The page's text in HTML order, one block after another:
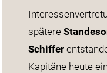
spätere
Schiffer
Kapitäne heute